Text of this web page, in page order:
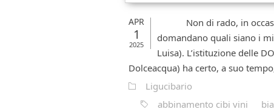
APR
1
2025
Non di rado, in
domandano quali siano i
Luisa). L’istituzione delle
Dolceacqua) ha certo, a suo
Ligucibario
abbinamento cibi vini